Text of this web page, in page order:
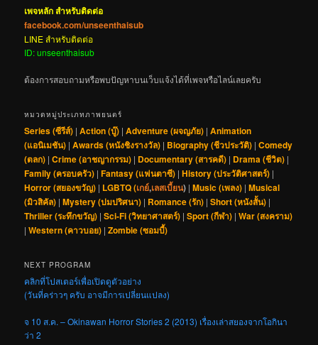
เพจหลัก สำหรับติดต่อ
facebook.com/unseenthaisub
LINE สำหรับติดต่อ
ID: unseenthaisub
ต้องการสอบถามหรือพบปัญหาบนเว็บแจ้งได้ที่เพจหรือไลน์เลยครับ
หมวดหมู่ประเภทภาพยนตร์
Series (ซีรีส์) |Action (บู๊) |Adventure (ผจญภัย) |Animation
(แอนิเมชัน) |Awards (หนังชิงรางวัล) | Biography (ชีวประวัติ) |Comedy
(ตลก) |Crime (อาชญากรรม) | Documentary (สารคดี) | Drama (ชีวิต) |
Family (ครอบครัว) |Fantasy (แฟนตาซี) |History (ประวัติศาสตร์) |
Horror (สยองขวัญ) | LGBTQ (เกย์,เลสเบี้ยน) |Music (เพลง) |Musical
(มิวสิคัล) |Mystery (ปมปริศนา) | Romance (รัก) |Short (หนังสั้น) |
Thriller (ระทึกขวัญ) |Sci-Fi (วิทยาศาสตร์) |Sport (กีฬา) |War (สงคราม)
|Western (คาวบอย) |Zombie (ซอมบี้)
NEXT PROGRAM
คลิกที่โปสเตอร์เพื่อเปิดดูตัวอย่าง
(วันที่คร่าวๆ ครับ อาจมีการเปลี่ยนแปลง)
จ 10 ส.ค. – Okinawan Horror Stories 2 (2013) เรื่องเล่าสยองจากโอกินา
ว่า 2